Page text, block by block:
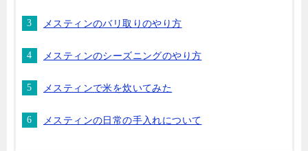
メスティンのバリ取りのやり方
メスティンのシーズニングのやり方
メスティンで米を炊いてみた
メスティンの日常の手入れについて